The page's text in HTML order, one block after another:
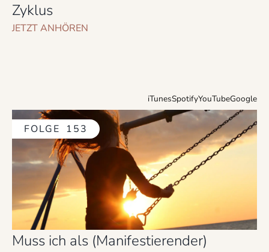
Zyklus
JETZT ANHÖREN
iTunesSpotifyYouTubeGoogle
FOLGE 153
Muss ich als (Manifestierender)